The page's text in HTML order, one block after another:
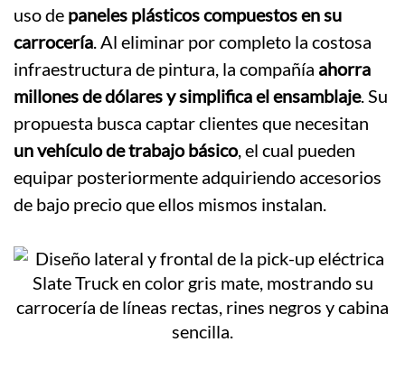
uso de paneles plásticos compuestos en su
carrocería. Al eliminar por completo la costosa
infraestructura de pintura, la compañía ahorra
millones de dólares y simplifica el ensamblaje. Su
propuesta busca captar clientes que necesitan
un vehículo de trabajo básico, el cual pueden
equipar posteriormente adquiriendo accesorios
de bajo precio que ellos mismos instalan.